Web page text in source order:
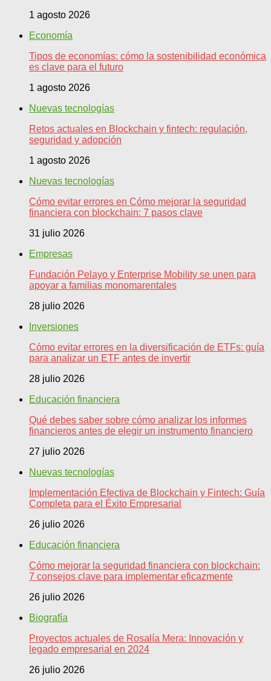
1 agosto 2026
Economía
Tipos de economías: cómo la sostenibilidad económica
es clave para el futuro
1 agosto 2026
Nuevas tecnologías
Retos actuales en Blockchain y fintech: regulación,
seguridad y adopción
1 agosto 2026
Nuevas tecnologías
Cómo evitar errores en Cómo mejorar la seguridad
financiera con blockchain: 7 pasos clave
31 julio 2026
Empresas
Fundación Pelayo y Enterprise Mobility se unen para
apoyar a familias monomarentales
28 julio 2026
Inversiones
Cómo evitar errores en la diversificación de ETFs: guía
para analizar un ETF antes de invertir
28 julio 2026
Educación financiera
Qué debes saber sobre cómo analizar los informes
financieros antes de elegir un instrumento financiero
27 julio 2026
Nuevas tecnologías
Implementación Efectiva de Blockchain y Fintech: Guía
Completa para el Éxito Empresarial
26 julio 2026
Educación financiera
Cómo mejorar la seguridad financiera con blockchain:
7 consejos clave para implementar eficazmente
26 julio 2026
Biografía
Proyectos actuales de Rosalía Mera: Innovación y
legado empresarial en 2024
26 julio 2026